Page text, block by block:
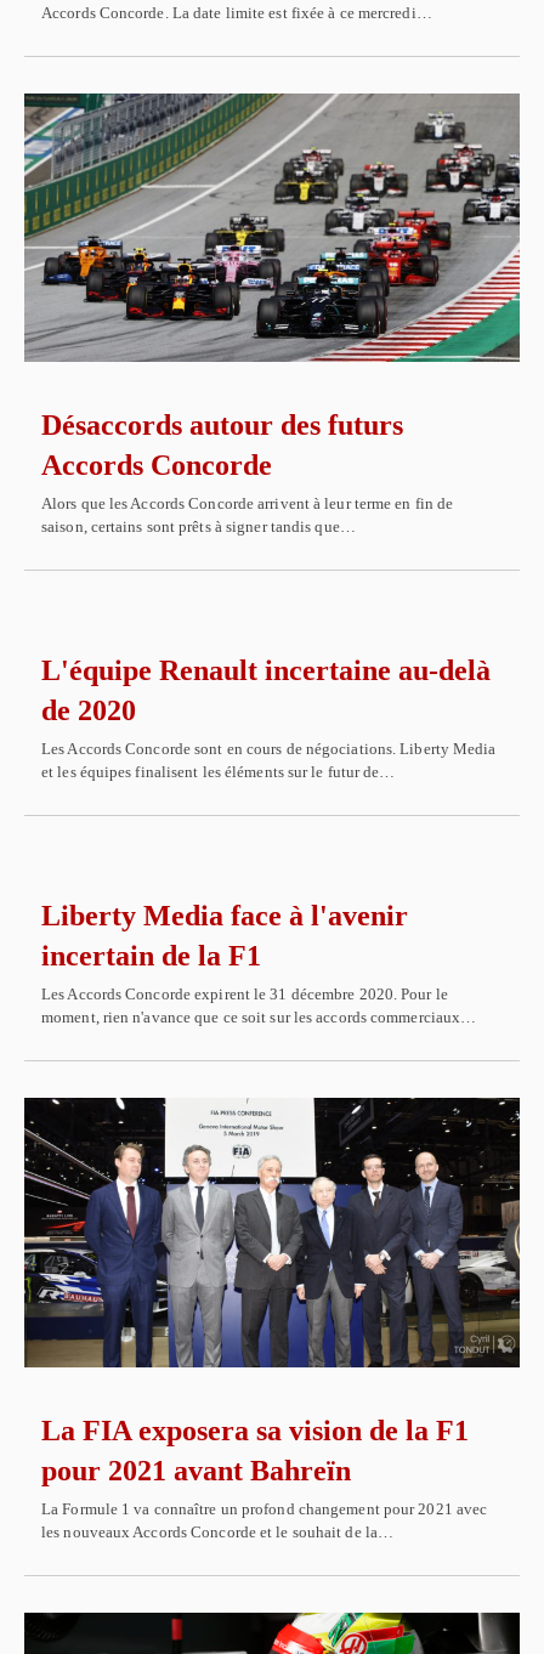
Accords Concorde. La date limite est fixée à ce mercredi…
Désaccords autour des futurs
Accords Concorde
Alors que les Accords Concorde arrivent à leur terme en fin de
saison, certains sont prêts à signer tandis que…
L'équipe Renault incertaine au-delà
de 2020
Les Accords Concorde sont en cours de négociations. Liberty Media
et les équipes finalisent les éléments sur le futur de…
Liberty Media face à l'avenir
incertain de la F1
Les Accords Concorde expirent le 31 décembre 2020. Pour le
moment, rien n'avance que ce soit sur les accords commerciaux…
La FIA exposera sa vision de la F1
pour 2021 avant Bahreïn
La Formule 1 va connaître un profond changement pour 2021 avec
les nouveaux Accords Concorde et le souhait de la…